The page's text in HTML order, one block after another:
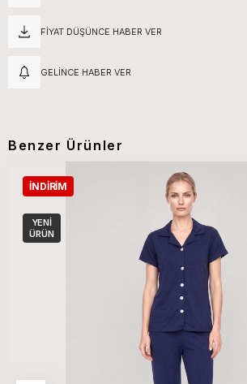
FIYAT DÜŞÜNCE HABER VER
GELINCE HABER VER
Benzer Ürünler
İNDIRIM
YENI
ÜRÜN